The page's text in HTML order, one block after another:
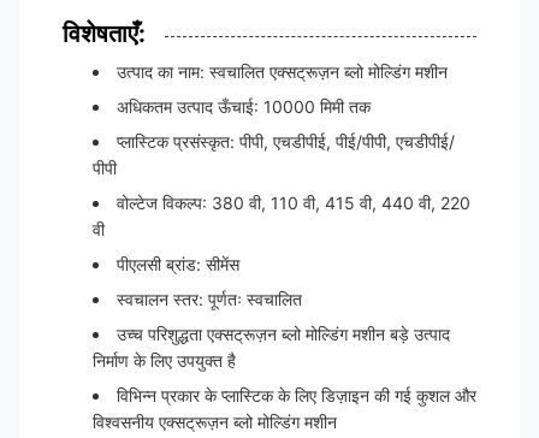
विशेषताएँ:
उत्पाद का नाम: स्वचालित एक्सट्रूज़न ब्लो मोल्डिंग मशीन
अधिकतम उत्पाद ऊँचाई: 10000 मिमी तक
प्लास्टिक प्रसंस्कृत: पीपी, एचडीपीई, पीई/पीपी, एचडीपीई/
पीपी
वोल्टेज विकल्प: 380 वी, 110 वी, 415 वी, 440 वी, 220
वी
पीएलसी ब्रांड: सीमेंस
स्वचालन स्तर: पूर्णतः स्वचालित
उच्च परिशुद्धता एक्सट्रूज़न ब्लो मोल्डिंग मशीन बड़े उत्पाद
निर्माण के लिए उपयुक्त है
विभिन्न प्रकार के प्लास्टिक के लिए डिज़ाइन की गई कुशल और
विश्वसनीय एक्सट्रूज़न ब्लो मोल्डिंग मशीन